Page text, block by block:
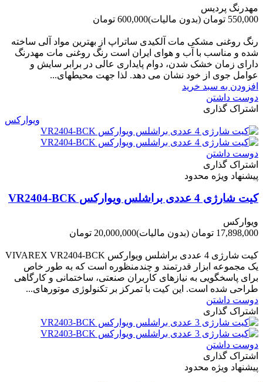
مهدرنگ پردیس
550,000 تومان
(بدون مالیات)600,000 تومان
رنگ روغنی مشکی مات آلکیدی ساتراپ از بهترین مواد آلی ساخته
شده و مناسب با آب و هوای ایران است رنگ روغنی مات مهدرنگ
دارای زﻣﺎن ﺧﺸﮏ ﺷﺪن، دوام ﭘﺎﯾﺪاری عالی در ﺑﺮاﺑﺮ ﺳﺎﯾﺶ و
ﻋﻮاﻣﻞ ﺟﻮی از ﺧﻮد ﻧﺸﺎن ﻣﯽ دﻫﺪ. ﻟﺬا ﺟﻬﺖ ﻣﺤﯿﻄ‌‌ﻬﺎی...
افزودن به سبد خرید
دوست داشتن
اشتراک گذاری
ویوارکس
دوست داشتن
اشتراک گذاری
پیشنهاد ویژه محدود
کیت شارژی 4 عددی براشلس ویوارکس VR2404-BCK
ویوارکس
17,898,000 تومان
(بدون مالیات)20,000,000 تومان
کیت شارژی 4 عددی براشلس ویوارکس VIVAREX VR2404-BCK
یک مجموعه ابزار قدرتمند و چندمنظوره است که به طور خاص
برای پاسخگویی به نیازهای کاربران صنعتی، ساختمانی و کارگاهی
طراحی شده است. این کیت با تمرکز بر تکنولوژی موتورهای...
دوست داشتن
اشتراک گذاری
دوست داشتن
اشتراک گذاری
پیشنهاد ویژه محدود